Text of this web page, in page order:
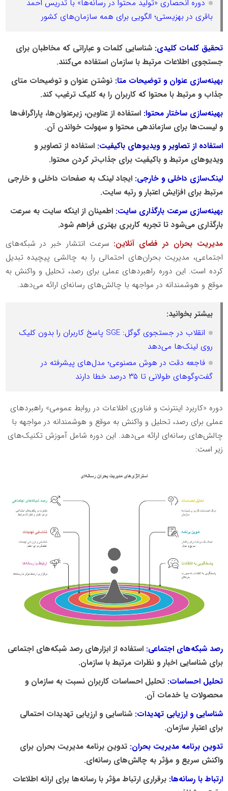
دوره انحصاری «تولید محتوا در رسانه‌ها» با تدریس احمد
باقری در بهزیستی؛ الگویی برای همه سازمان‌های کشور
تحقیق کلمات کلیدی:شناسایی کلمات و عباراتی که مخاطبان برای
جستجوی اطلاعات مرتبط با سازمان استفاده می‌کنند.
بهینه‌سازی عنوان و توضیحات متا: نوشتن عنوان و توضیحات متای
جذاب و مرتبط با محتوا که کاربران را به کلیک ترغیب کند.
بهینه‌سازی ساختار محتوا:استفاده از عناوین، زیرعنوان‌ها، پاراگراف‌ها
و لیست‌ها برای سازماندهی محتوا و سهولت خواندن آن.
استفاده از تصاویر و ویدیوهای باکیفیت: استفاده از تصاویر و
ویدیوهای مرتبط و باکیفیت برای جذاب‌تر کردن محتوا.
لینک‌سازی داخلی و خارجی: ایجاد لینک به صفحات داخلی و خارجی
مرتبط برای افزایش اعتبار و رتبه سایت.
بهینه‌سازی سرعت بارگذاری سایت:اطمینان از اینکه سایت به سرعت
بارگذاری می‌شود تا تجربه کاربری بهتری فراهم شود.
مدیریت بحران در فضای آنلاین: سرعت انتشار خبر در شبکه‌های
اجتماعی، مدیریت بحران‌های احتمالی را به چالشی پیچیده تبدیل
کرده است. این دوره راهبردهای عملی برای رصد، تحلیل و واکنش به
موقع و هوشمندانه در مواجهه با چالش‌های رسانه‌ای ارائه می‌دهد.
بیشتر بخوانید:
انقلاب در جستجوی گوگل: SGE پاسخ کاربران را بدون کلیک
روی لینک‌ها می‌دهد
فاجعه دقت در هوش مصنوعی؛ مدل‌های پیشرفته در
گفت‌وگوهای طولانی تا ۳۵ درصد خطا دارند
دوره «کاربرد اینترنت و فناوری اطلاعات در روابط عمومی» راهبردهای
عملی برای رصد، تحلیل و واکنش به موقع و هوشمندانه در مواجهه با
چالش‌های رسانه‌ای ارائه می‌دهد. این دوره شامل آموزش تکنیک‌های
زیر است:
رصد شبکه‌های اجتماعی: استفاده از ابزارهای رصد شبکه‌های اجتماعی
برای شناسایی اخبار و نظرات مرتبط با سازمان.
تحلیل احساسات: تحلیل احساسات کاربران نسبت به سازمان و
محصولات یا خدمات آن.
شناسایی و ارزیابی تهدیدات:شناسایی و ارزیابی تهدیدات احتمالی
برای اعتبار سازمان.
تدوین برنامه مدیریت بحران: تدوین برنامه مدیریت بحران برای
واکنش سریع و مؤثر به چالش‌های رسانه‌ای.
ارتباط با رسانه‌ها: برقراری ارتباط مؤثر با رسانه‌ها برای ارائه اطلاعات